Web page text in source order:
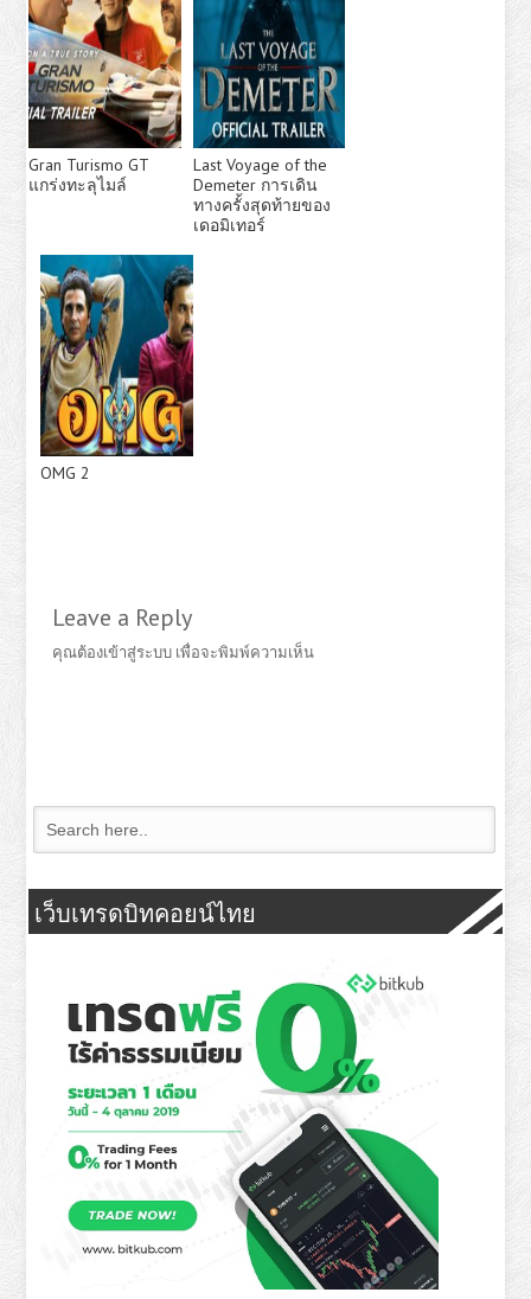
Gran Turismo GT
แกร่งทะลุไมล์
Last Voyage of the
Demeter การเดิน
ทางครั้งสุดท้ายของ
เดอมิเทอร์
OMG 2
Leave a Reply
คุณต้องเข้าสู่ระบบ เพื่อจะพิมพ์ความเห็น
เว็บเทรดบิทคอยน์ไทย